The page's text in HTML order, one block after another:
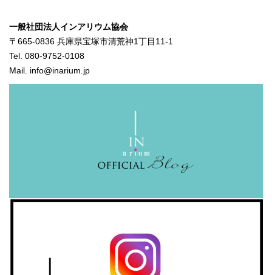
一般社団法人インアリウム協会
〒665-0836 兵庫県宝塚市清荒神1丁目11-1
Tel. 080-9752-0108
Mail. info@inarium.jp